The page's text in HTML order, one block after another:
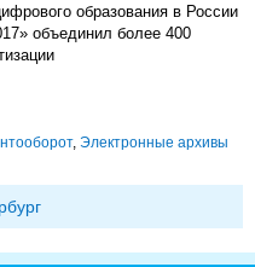
образования в России
объединил более 400
, Электронные архивы